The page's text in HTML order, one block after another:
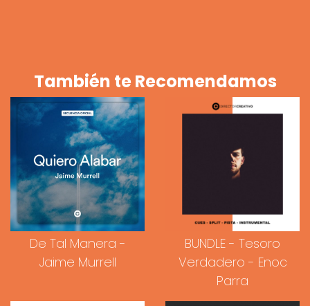
También te Recomendamos
De Tal Manera -
Jaime Murrell
BUNDLE - Tesoro
Verdadero - Enoc
Parra